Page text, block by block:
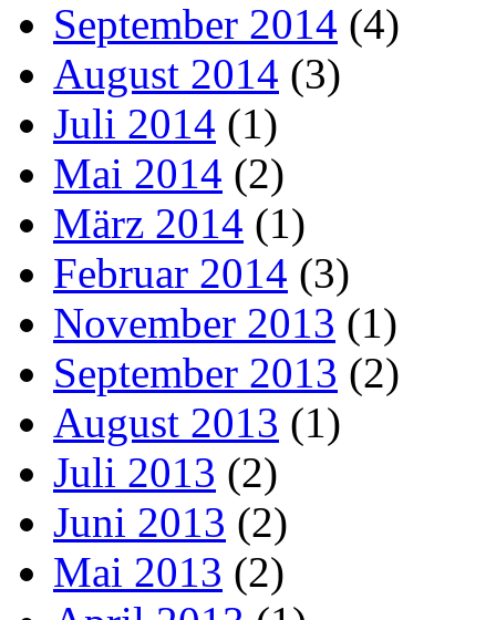
September 2014 (4)
August 2014 (3)
Juli 2014 (1)
Mai 2014 (2)
März 2014 (1)
Februar 2014 (3)
November 2013 (1)
September 2013 (2)
August 2013 (1)
Juli 2013 (2)
Juni 2013 (2)
Mai 2013 (2)